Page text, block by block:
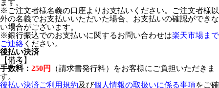
ます。
※ご注文者様名義の口座よりお支払いください。ご注文者様以
外の名義でお支払いいただいた場合、お支払いの確認ができな
い場合がございます。
※銀行振込でのお支払いに関するお問い合わせは楽天市場まで
ご連絡 ください。
後払い決済
【備考】
手数料： 250円
（請求書発行料）をお客様にご負担いただきま
す。
後払い決済ご利用規約及び個人情報の取扱いに係る事項をご確